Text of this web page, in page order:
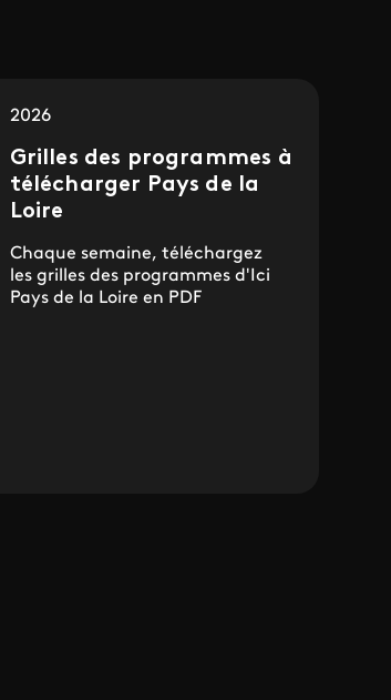
2026
Grilles des programmes à
télécharger Pays de la
Loire
Chaque semaine, téléchargez
les grilles des programmes d'Ici
Pays de la Loire en PDF